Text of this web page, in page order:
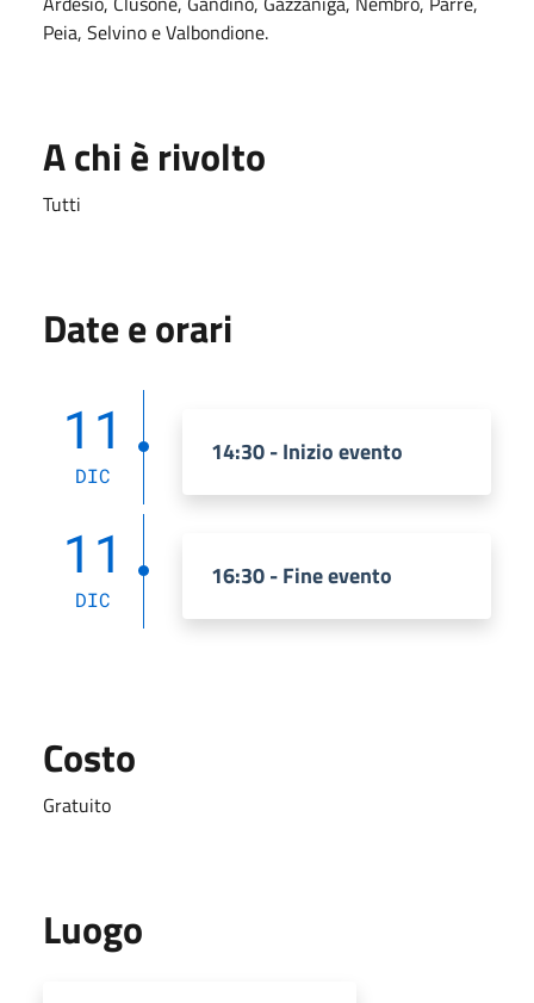
Peia, Selvino e Valbondione.
A chi è rivolto
Tutti
Date e orari
11
DIC
14:30 - Inizio evento
11
DIC
16:30 - Fine evento
Costo
Gratuito
Luogo